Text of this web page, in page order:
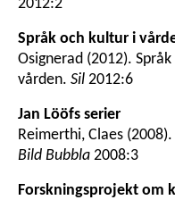
2012:2
Språk och kultur i
Osignerad (2012).
vården. Sil 2012:6
Jan Lööfs serier
Reimerthi, Claes
Bild Bubbla 2008:3
Forskningsprojekt om